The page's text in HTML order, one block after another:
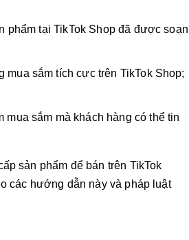
phẩm tại TikTok Shop đã được soạn
mua sắm tích cực trên TikTok Shop;
mua sắm mà khách hàng có thể tin
sản phẩm để bán trên TikTok
các hướng dẫn này và pháp luật